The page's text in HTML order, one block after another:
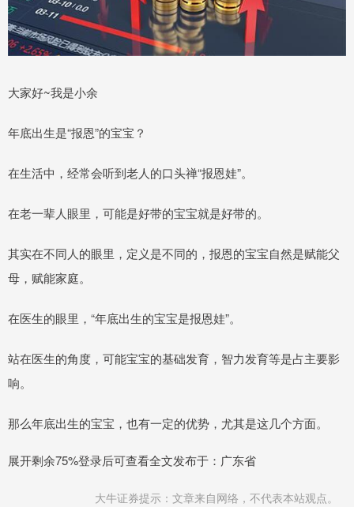
大家好~我是小余
年底出生是“报恩”的宝宝？
在生活中，经常会听到老人的口头禅“报恩娃”。
在老一辈人眼里，可能是好带的宝宝就是好带的。
其实在不同人的眼里，定义是不同的，报恩的宝宝自然是赋能父
母，赋能家庭。
在医生的眼里，“年底出生的宝宝是报恩娃”。
站在医生的角度，可能宝宝的基础发育，智力发育等是占主要影
响。
那么年底出生的宝宝，也有一定的优势，尤其是这几个方面。
展开剩余75%登录后可查看全文发布于：广东省
大牛证券提示：文章来自网络，不代表本站观点。